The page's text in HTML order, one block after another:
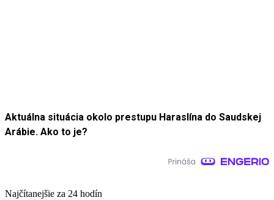
Aktuálna situácia okolo prestupu Haraslína do Saudskej
Arábie. Ako to je?
Najčítanejšie za 24 hodín